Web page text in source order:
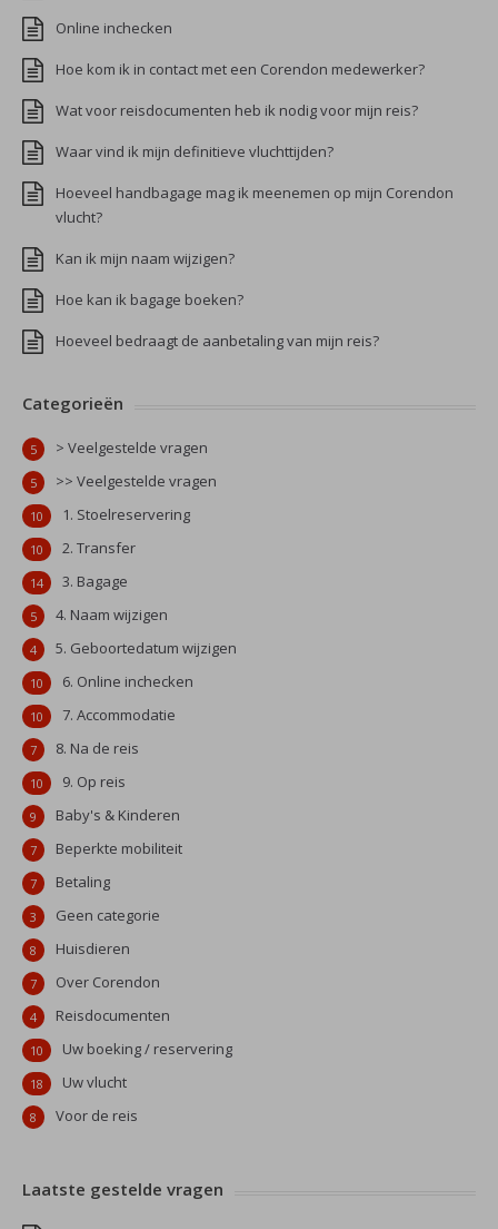
Online inchecken
Hoe kom ik in contact met een Corendon medewerker?
Wat voor reisdocumenten heb ik nodig voor mijn reis?
Waar vind ik mijn definitieve vluchttijden?
Hoeveel handbagage mag ik meenemen op mijn Corendon
vlucht?
Kan ik mijn naam wijzigen?
Hoe kan ik bagage boeken?
Hoeveel bedraagt de aanbetaling van mijn reis?
Categorieën
> Veelgestelde vragen
5
>> Veelgestelde vragen
5
1. Stoelreservering
10
2. Transfer
10
3. Bagage
14
4. Naam wijzigen
5
5. Geboortedatum wijzigen
4
6. Online inchecken
10
7. Accommodatie
10
8. Na de reis
7
9. Op reis
10
Baby's & Kinderen
9
Beperkte mobiliteit
7
Betaling
7
Geen categorie
3
Huisdieren
8
Over Corendon
7
Reisdocumenten
4
Uw boeking / reservering
10
Uw vlucht
18
Voor de reis
8
Laatste gestelde vragen